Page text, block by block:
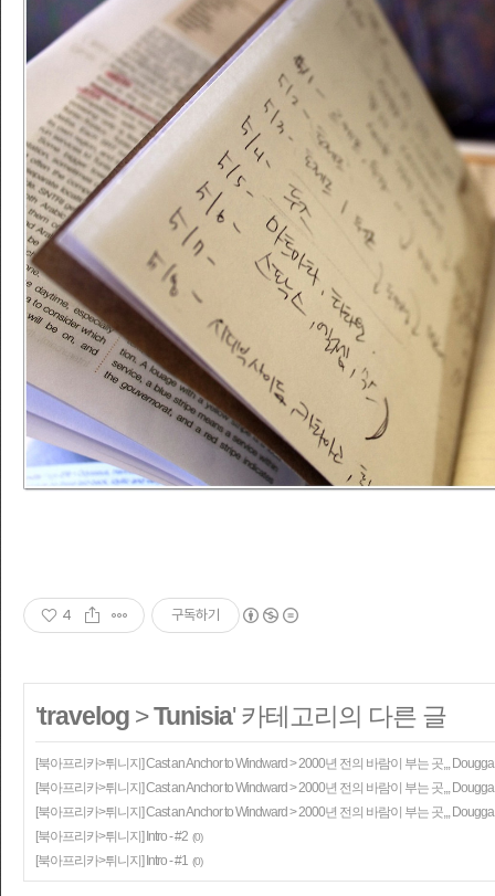
4 구독하기
'travelog >Tunisia' 카테고리의 다른 글
[북아프리카>튀니지] Cast an Anchor to Windward > 2000년 전의 바람이 부는 곳,,,
[북아프리카>튀니지] Cast an Anchor to Windward > 2000년 전의 바람이 부는 곳,,,
[북아프리카>튀니지] Cast an Anchor to Windward > 2000년 전의 바람이 부는 곳,,,
[북아프리카>튀니지] Intro - #2 (0)
[북아프리카>튀니지] Intro - #1 (0)